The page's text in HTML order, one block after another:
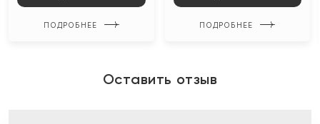
ПОДРОБНЕЕ ПОДРОБНЕЕ
Оставить отзыв